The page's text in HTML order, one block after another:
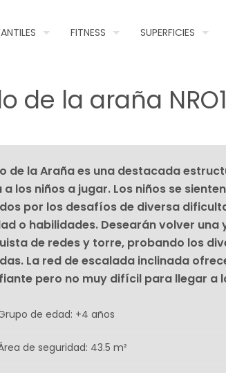
FITNESS SUPERFICIES
de la araña
de la Araña es una destacada
a los niños a jugar. Los niños se
por los desafíos de diversa
o habilidades. Desearán volver una
de redes y torre, probando los
La red de escalada inclinada
pero no muy difícil para llegar a
de edad: +4 años
de seguridad: 43.5 m²